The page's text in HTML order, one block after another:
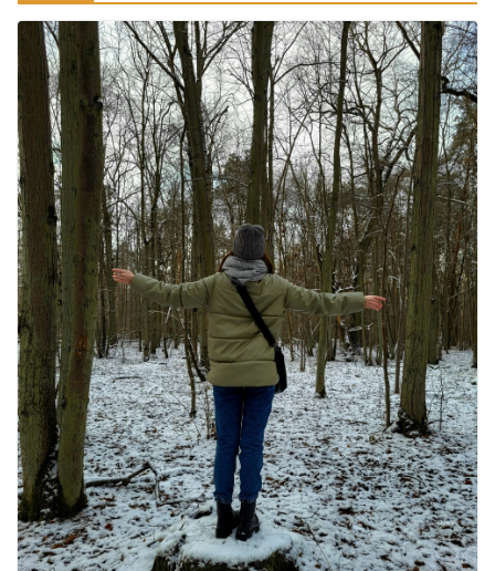
सर्दियों में वॉक करने का सही समय कौन-सा है
August 3, 2026 2 Comments